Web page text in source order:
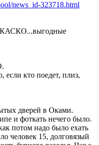
news_id-323718.html
КАСКО...выгодные
если кто поедет, плиз,
дверей в Оками.
и фоткать нечего было.
потом надо было ехать
человек 15, долговязый